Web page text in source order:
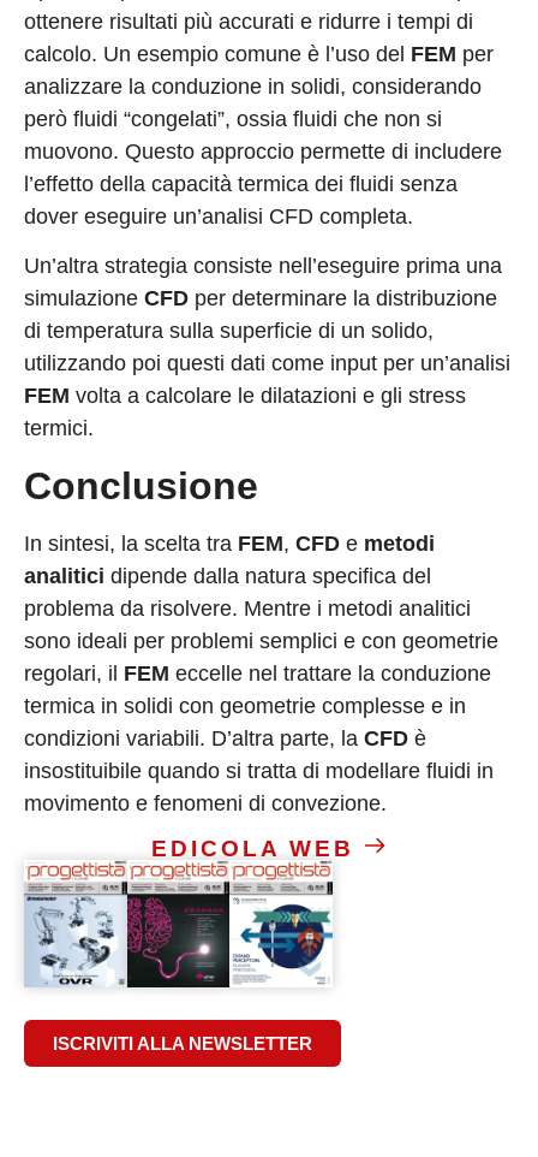
ottenere risultati più accurati e ridurre i tempi di
calcolo. Un esempio comune è l’uso del FEM per
analizzare la conduzione in solidi, considerando
però fluidi “congelati”, ossia fluidi che non si
muovono. Questo approccio permette di includere
l’effetto della capacità termica dei fluidi senza
dover eseguire un’analisi CFD completa.
Un’altra strategia consiste nell’eseguire prima una
simulazione CFD per determinare la distribuzione
di temperatura sulla superficie di un solido,
utilizzando poi questi dati come input per un’analisi
FEM volta a calcolare le dilatazioni e gli stress
termici.
Conclusione
In sintesi, la scelta tra FEM, CFD e metodi
analitici dipende dalla natura specifica del
problema da risolvere. Mentre i metodi analitici
sono ideali per problemi semplici e con geometrie
regolari, il FEM eccelle nel trattare la conduzione
termica in solidi con geometrie complesse e in
condizioni variabili. D’altra parte, la CFD è
insostituibile quando si tratta di modellare fluidi in
movimento e fenomeni di convezione.
EDICOLA WEB
ISCRIVITI ALLA NEWSLETTER